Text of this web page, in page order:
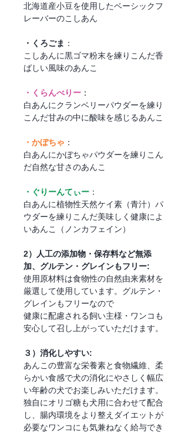
北海道産小豆を使用したベーシックフ
レーバーのこしあん
・くろごま ：
こしあんに黒ゴマ粉末を練りこんだ香
ばしい風味のあんこ
・くらんべりー ：
白あんにクランベリーパウダーを練り
こんだ甘みの中に酸味を感じるあんこ
・かぼちゃ ：
白あんにかぼちゃパウダーを練りこん
だ自然な甘さのあんこ
・ぐりーんてぃー ：
白あんに植物性天然ケイ素（青汁）パ
ウダーを練りこんだ美味しく健康によ
いあんこ（ノンカフェイン）
2）人工の添加物・保存料など無添
加、グルテン・グレインもフリー:
使用原材料は食物性の自然由来素材を
厳選して使用しています。グルテン・
グレインもフリーなので
健康に配慮される飼い主様・ワンコも
安心して召し上がっていただけます。
３）消化しやすい:
あんこの豊富な栄養素と食物繊維、柔
らかい食感で犬の消化にやさしく幅広
い年齢の犬でお楽しみいただけます。
独自にオリゴ糖も犬用に合わせて配合
し、腸内環境をより整えダイエットが
必要なワンコにも気兼ねなく給与でき